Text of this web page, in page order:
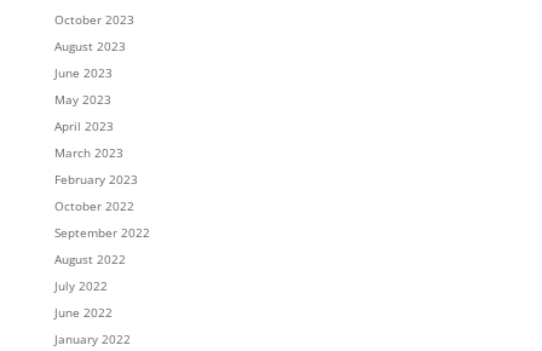
October 2023
August 2023
June 2023
May 2023
April 2023
March 2023
February 2023
October 2022
September 2022
August 2022
July 2022
June 2022
January 2022